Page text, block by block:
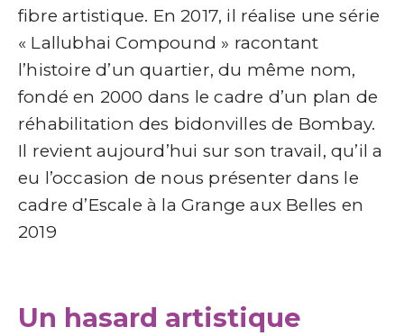
fibre artistique. En 2017, il réalise une série
« Lallubhai Compound » racontant
l’histoire d’un quartier, du même nom,
fondé en 2000 dans le cadre d’un plan de
réhabilitation des bidonvilles de Bombay.
Il revient aujourd’hui sur son travail, qu’il a
eu l’occasion de nous présenter dans le
cadre d’Escale à la Grange aux Belles en
2019
Un hasard artistique